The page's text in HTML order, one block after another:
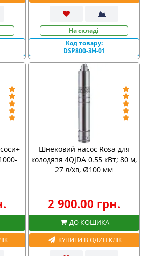
На складі
Код товару:
DSP800-3H-01
Шнековий насос Rosa для
колодязя 4QJDA 0.55 кВт; 80 м,
27 л/хв, Ø100 мм
2 900.00 грн.
ДО КОШИКА
КУПИТИ В ОДИН КЛІК